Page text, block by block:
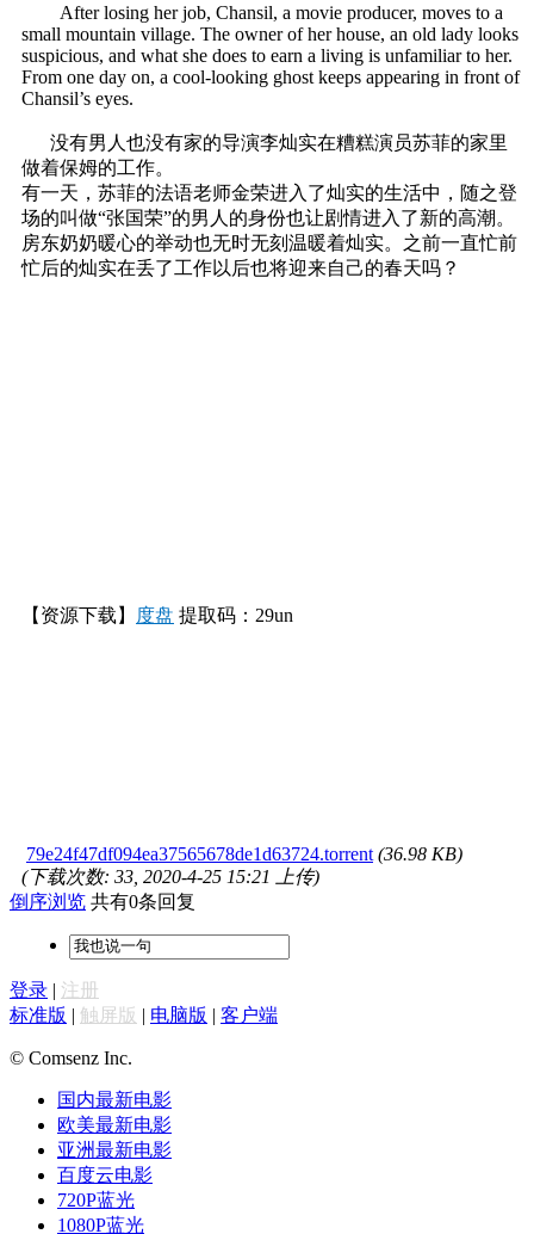
After losing her job, Chansil, a movie producer, moves to a
small mountain village. The owner of her house, an old lady looks
suspicious, and what she does to earn a living is unfamiliar to her.
From one day on, a cool-looking ghost keeps appearing in front of
Chansil’s eyes.
没有男人也没有家的导演李灿实在糟糕演员苏菲的家里
做着保姆的工作。
有一天，苏菲的法语老师金荣进入了灿实的生活中，随之登
场的叫做“张国荣”的男人的身份也让剧情进入了新的高潮。
房东奶奶暖心的举动也无时无刻温暖着灿实。之前一直忙前
忙后的灿实在丢了工作以后也将迎来自己的春天吗？
【资源下载】 度盘 提取码：29un
79e24f47df094ea37565678de1d63724.torrent (36.98 KB)
(下载次数: 33, 2020-4-25 15:21 上传)
倒序浏览 共有0条回复
登录 | 注册
标准版 | 触屏版 | 电脑版 | 客户端
© Comsenz Inc.
国内最新电影
欧美最新电影
亚洲最新电影
百度云电影
720P蓝光
1080P蓝光